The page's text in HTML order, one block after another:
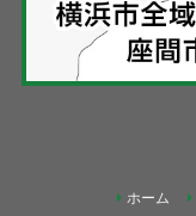
ホーム